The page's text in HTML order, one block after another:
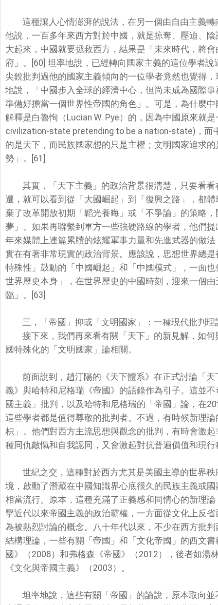
這種讓人心情澎湃的說法，在另一個由自由主義
他說，一百多年來西方對於中國，就是掠奪、壓迫、
大起來，中國就要拯救西方， 結果是「未來時代，將
府」。[60] 坦率地說，已經轉向國家主義的這位學者
尖銳批判過他的國家主義傾向的一位學者竟然也覺得，
地說，「 中國步入全球的經濟中心，但尚未成為國際
準備好擔當一個世界性帝國的角色」。 可是，為什麼
解釋是白魯恂（Lucian W. Pye）的，因為中國原來就
civilization-state pretending to be a nation-state)，而
的是天下，而民族國家想的只是主權； 文明國家追求
勢」。[61]
其實，「天下主義」的政治背景很清楚， 只要看
遷， 就可以看到從「大國崛起」到「復興之路」， 都體
棄了改革開放初期「韜光養晦」或「不爭論」的策略，
夢」。 如果再聯繫到軍方一些強硬路線的學者， 他們提
年來媒體上連篇累牘的炫耀軍事力量和先進武器的做法
實在有著非常現實的政治背景。應該說， 思想世界總
特殊性」 鼓動的「中國崛起」和「中國模式」，一面
世界歷史本身」，在世界歷史的中國時刻， 迎來一個
臨」。[63]
三，「帝國」抑或「文明國家」： 一種現代批判
接下來，我們再來看有關「天下」的新見解，如何
國特殊化的「 文明國家」論相關。
前面說到，趙汀陽的《天下體系》在正式討論「
義》與哈特和尼格瑞《帝國》 的語錄作為引子。這並
國主義」批判，以及哈特和尼格瑞的「帝國」論，在
這些學者都是值得尊敬的批判者。不過，有時候新理論
枳」。 他們對西方主流思想與觀念的批判， 有時會激
種同仇敵愾和自我認同， 又會激起對抗普遍價值和現
世紀之交，這種對於西方尤其是美國主導的世界秩
境， 啟動了潛藏在中國知識界心底很久的民族主義或國
相當流行。原本， 這種充滿了正義感和同情心的新理
擊近代以來帝國主義的政治霸權， 一方面從文化上反
為被熱烈討論的概念。八十年代以來， 不少在西方批
結構理論，一些有關「帝國」和「文化帝國」 的西文
國》（2008）和弗格森《帝國》（2012），後者如湯
《文化與帝國主義》（2003）。
坦率地說，這些有關「帝國」的論說，原本取向並